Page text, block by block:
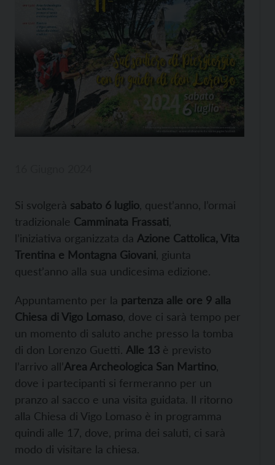
Si svolgerà sabato 6 luglio , quest’anno, l’ormai
tradizionale Camminata Frassati
l’iniziativa organizzata da Azione Cattolica, Vita
Trentina e Montagna Giovani , giunta
quest’anno alla sua undicesima edizione.
Appuntamento per la partenza alle ore 9 alla
Chiesa di Vigo Lomaso , dove ci sarà tempo per
un momento di saluto anche presso la tomba
di don Lorenzo Guetti. Alle 13 è previsto
l’arrivo all’Area Archeologica San Martino
dove i partecipanti si fermeranno per un
pranzo al sacco e una visita guidata. Il ritorno
alla Chiesa di Vigo Lomaso è in programma
quindi alle 17, dove, prima dei saluti, ci sarà
modo di visitare la chiesa.